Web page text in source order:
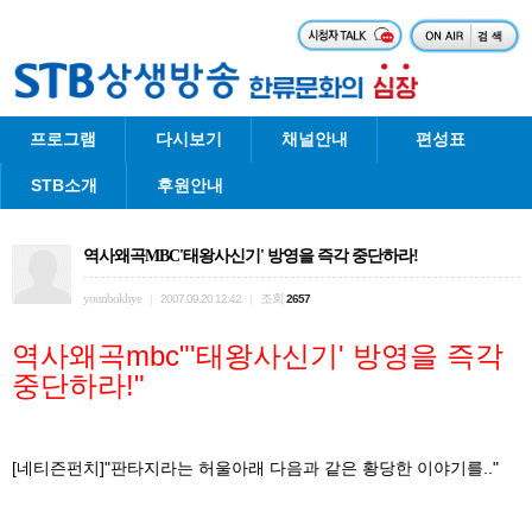
프로그램 다시보기 채널안내 편성표
STB소개 후원안내
역사왜곡MBC'태왕사신기' 방영을 즉각 중단하라!
younbokhye 2007.09.20 12:42 조회 2657
역사왜곡mbc"'태왕사신기' 방영을 즉각
중단하라!"
[네티즌펀치]"판타지라는 허울아래 다음과 같은 황당한 이야기를.."